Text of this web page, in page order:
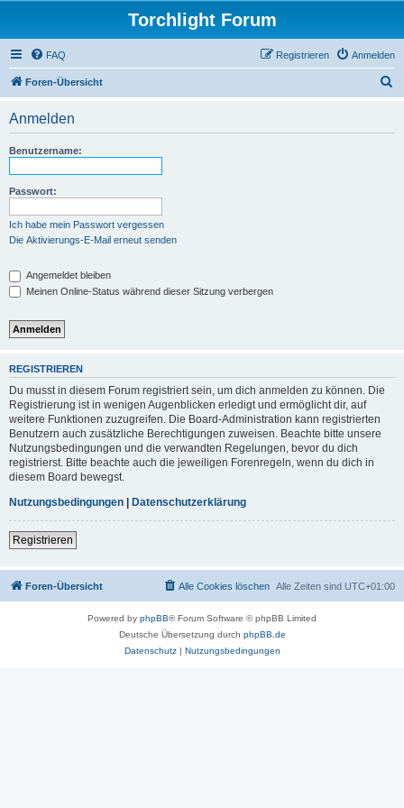
Torchlight Forum
FAQ Anmelden
Registrieren
Foren-Übersicht
Anmelden
Benutzername:
Passwort:
Ich habe mein Passwort vergessen
Die Aktivierungs-E-Mail erneut senden
Angemeldet bleiben
Meinen Online-Status während dieser Sitzung verbergen
REGISTRIEREN
Du musst in diesem Forum registriert sein, um dich anmelden zu können. Die
Registrierung ist in wenigen Augenblicken erledigt und ermöglicht dir, auf
weitere Funktionen zuzugreifen. Die Board-Administration kann registrierten
Benutzern auch zusätzliche Berechtigungen zuweisen. Beachte bitte unsere
Nutzungsbedingungen und die verwandten Regelungen, bevor du dich
registrierst. Bitte beachte auch die jeweiligen Forenregeln, wenn du dich in
diesem Board bewegst.
Nutzungsbedingungen | Datenschutzerklärung
Registrieren
Foren-Übersicht Alle Zeiten sind UTC+01:00
Alle Cookies löschen
Powered by phpBB® Forum Software © phpBB Limited
Deutsche Übersetzung durch phpBB.de
Datenschutz| Nutzungsbedingungen